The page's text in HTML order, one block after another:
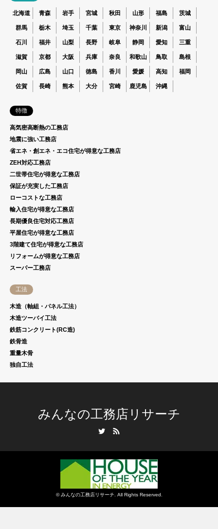
北海道 青森 岩手 宮城 秋田 山形 福島 茨城
群馬 栃木 埼玉 千葉 東京 神奈川 新潟 富山
石川 福井 山梨 長野 岐阜 静岡 愛知 三重
滋賀 京都 大阪 兵庫 奈良 和歌山 鳥取 島根
岡山 広島 山口 徳島 香川 愛媛 高知 福岡
佐賀 長崎 熊本 大分 宮崎 鹿児島 沖縄
特徴
高気密高断熱の工務店
地震に強い工務店
省エネ・創エネ・エコ住宅が得意な工務店
ZEH対応工務店
二世帯住宅が得意な工務店
保証が充実した工務店
ローコストな工務店
輸入住宅が得意な工務店
長期優良住宅対応工務店
平屋住宅が得意な工務店
3階建て住宅が得意な工務店
リフォームが得意な工務店
スーパー工務店
工法
木造（軸組・パネル工法）
木造ツーバイ工法
鉄筋コンクリート(RC造)
鉄骨造
重量木骨
独自工法
みんなの工務店リサーチ
©みんなの工務店リサーチ. All Rights Reserved.